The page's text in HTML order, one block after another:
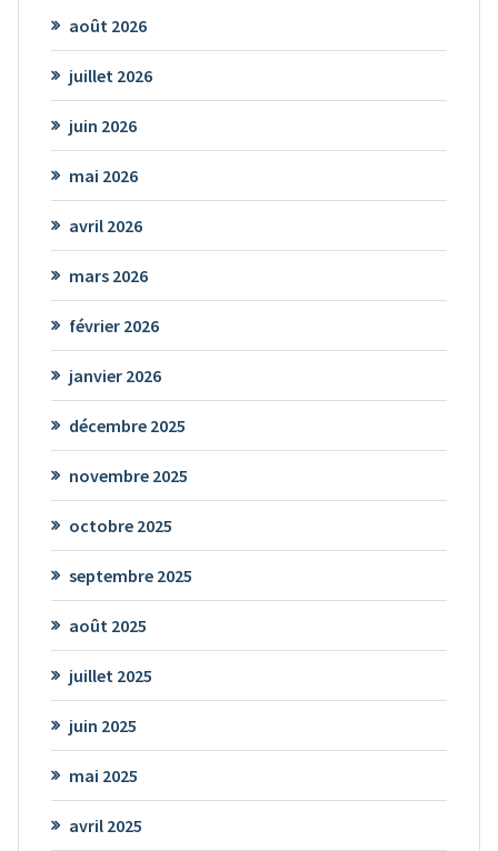
août 2026
juillet 2026
juin 2026
mai 2026
avril 2026
mars 2026
février 2026
janvier 2026
décembre 2025
novembre 2025
octobre 2025
septembre 2025
août 2025
juillet 2025
juin 2025
mai 2025
avril 2025